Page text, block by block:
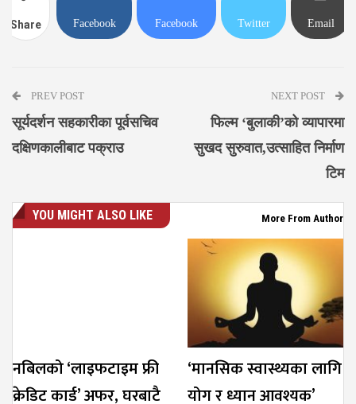
Share Facebook Facebook Twitter Email
PREV POST
सूर्यदर्शन सहकारीका पूर्वसचिव
दक्षिणकालीबाट पक्राउ
NEXT POST
फिल्म ‘बुलाकी’को व्यापारमा
सुखद सुरुवात,उत्साहित निर्माण
टिम
YOU MIGHT ALSO LIKE More From Author
नबिलको ‘लाइफटाइम फ्री
क्रेडिट कार्ड’ अफर, घरबाटै
‘मानसिक स्वास्थ्यका लागि
योग र ध्यान आवश्यक’